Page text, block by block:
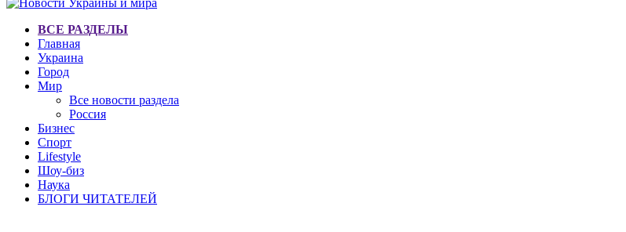
ВСЕ РАЗДЕЛЫ
Главная
Украина
Город
Мир
Все новости раздела
Россия
Бизнес
Спорт
Lifestyle
Шоу-биз
Наука
БЛОГИ ЧИТАТЕЛЕЙ